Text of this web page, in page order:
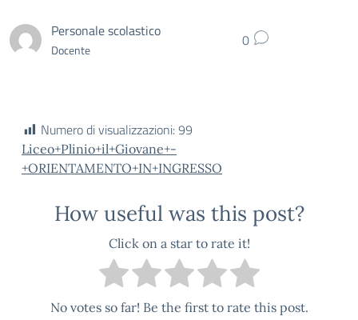
Personale scolastico
Docente 0
Numero di visualizzazioni:99
Liceo+Plinio+il+Giovane+-
+ORIENTAMENTO+IN+INGRESSO
How useful was this post?
Click on a star to rate it!
No votes so far! Be the first to rate this post.